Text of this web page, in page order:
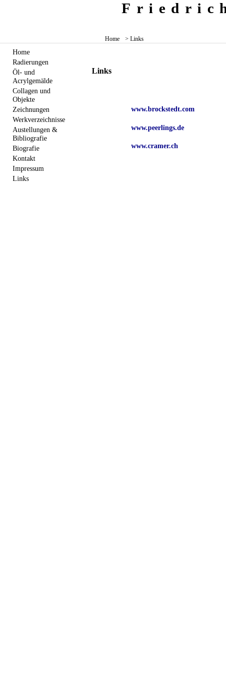
Home > Links
Links
www.brockstedt.com
www.peerlings.de
www.cramer.ch
Home
Radierungen
Öl- und
Acrylgemälde
Collagen und
Objekte
Zeichnungen
Werkverzeichnisse
Austellungen &
Bibliografie
Biografie
Kontakt
Impressum
Links